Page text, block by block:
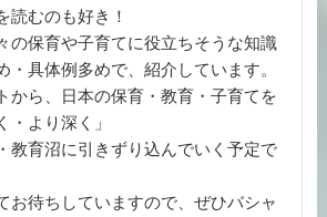
読むのも好き！
の保育や子育てに役立ちそうな知識
・具体例多めで、紹介しています。
から、日本の保育・教育・子育てを
・より深く」
教育沼に引きずり込んでいく予定で
お待ちしていますので、ぜひバシャ